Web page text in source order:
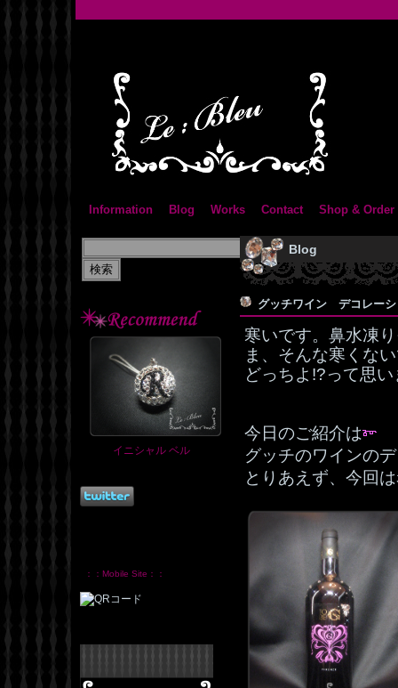
Information Blog Works Contact Shop & Order
イニシャル ベル
：：Mobile Site：：
Blog
グッチワイン デコレー
寒いです。鼻水凍
ま、そんな寒くな
どっちよ!?って思
今日のご紹介は
グッチのワインの
とりあえず、今回